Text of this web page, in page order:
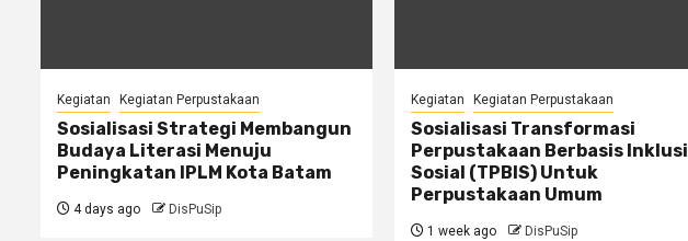
Kegiatan Kegiatan Perpustakaan
Sosialisasi Strategi Membangun
Budaya Literasi Menuju
Peningkatan IPLM Kota Batam
4 days ago DisPuSip
Kegiatan Kegiatan Perpustakaan
Sosialisasi Transformasi
Perpustakaan Berbasis Inklusi
Sosial (TPBIS) Untuk
Perpustakaan Umum
1 week ago DisPuSip